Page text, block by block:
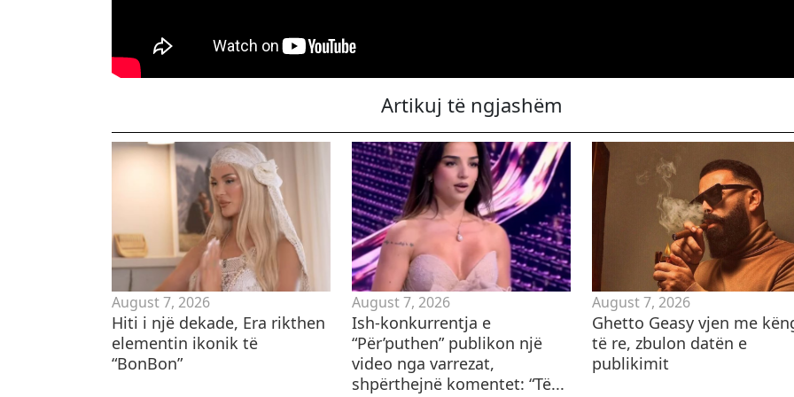
Artikuj të ngjashëm
August 7, 2026
Hiti i një dekade, Era rikthen
elementin ikonik të
“BonBon”
August 7, 2026
Ish-konkurrentja e
“Për’puthen” publikon një
video nga varrezat,
shpërthejnë komentet: “Të...
August 7, 2026
Ghetto Geasy vjen me
të re, zbulon datën e
publikimit